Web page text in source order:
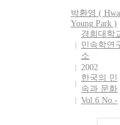
박환영 (
Young Park )
경희대학
민속학연
소
2002
한국의 민
속과 문화
Vol.6 No.-